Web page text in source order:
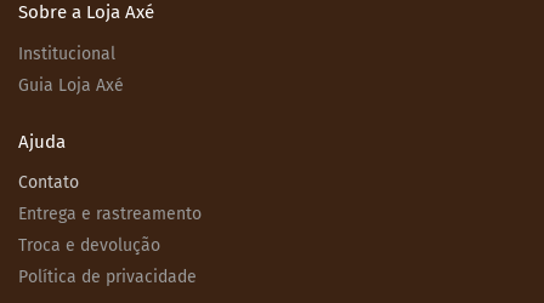
Sobre a Loja Axé
Institucional
Guia Loja Axé
Ajuda
Contato
Entrega e rastreamento
Troca e devolução
Política de privacidade